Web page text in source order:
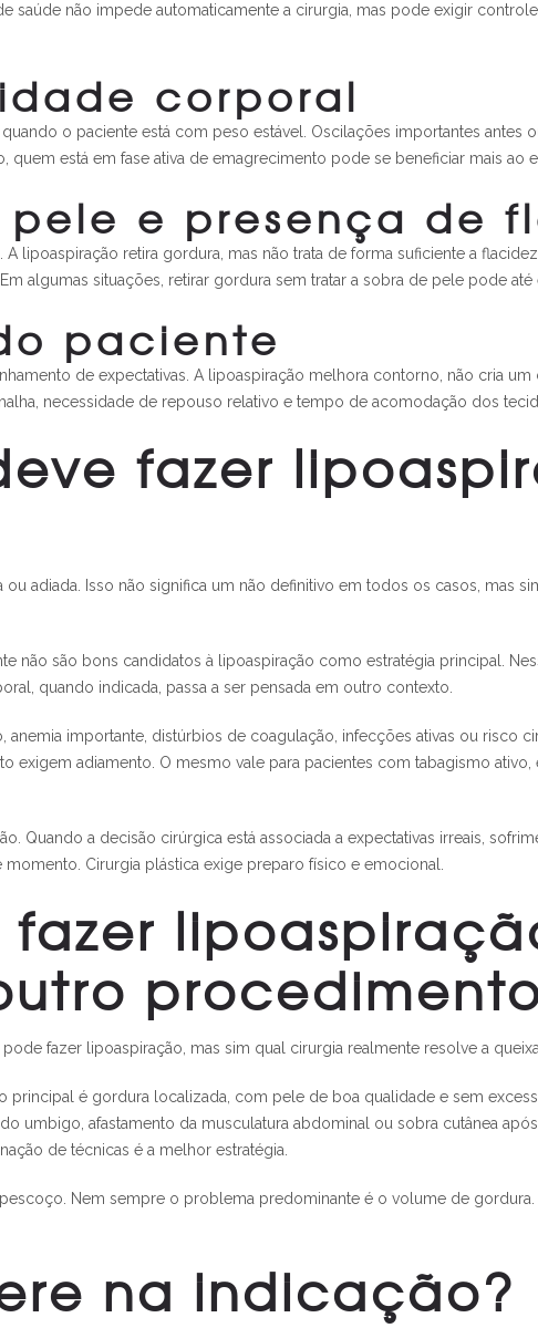
saúde não impede automaticamente a cirurgia, mas pode exigir
corporal
o paciente está com peso estável. Oscilações importantes
está em fase ativa de emagrecimento pode se beneficiar mais ao
e presença de
lipoaspiração retira gordura, mas não trata de forma suficiente a
algumas situações, retirar gordura sem tratar a sobra de pele pode até
paciente
de expectativas. A lipoaspiração melhora contorno, não cria
necessidade de repouso relativo e tempo de acomodação dos
fazer
ou adiada. Isso não significa um não definitivo em todos os casos, mas
não são bons candidatos à lipoaspiração como estratégia principal.
quando indicada, passa a ser pensada em outro contexto.
importante, distúrbios de coagulação, infecções ativas ou risco
exigem adiamento. O mesmo vale para pacientes com tabagismo
Quando a decisão cirúrgica está associada a expectativas irreais,
Cirurgia plástica exige preparo físico e emocional.
fazer lipoaspiração, mas sim qual cirurgia realmente resolve a
é gordura localizada, com pele de boa qualidade e sem
umbigo, afastamento da musculatura abdominal ou sobra cutânea
de técnicas é a melhor estratégia.
Nem sempre o problema predominante é o volume de
na indicação?